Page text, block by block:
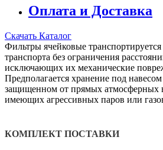
Оплата и Доставка
Скачать Каталог
Фильтры ячейковые
транспорта без ограничения
исключающих их механические
Предполагается хранение под
защищенном от прямых атмосферных
имеющих агрессивных паров или
КОМПЛЕКТ ПОСТАВКИ